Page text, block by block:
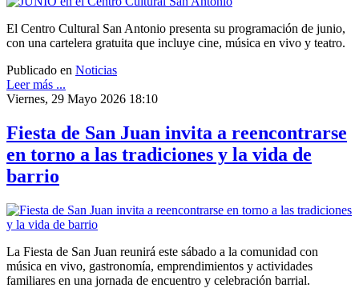
El Centro Cultural San Antonio presenta su programación de junio,
con una cartelera gratuita que incluye cine, música en vivo y teatro.
Publicado en Noticias
Leer más ...
Viernes, 29 Mayo 2026 18:10
Fiesta de San Juan invita a reencontrarse
en torno a las tradiciones y la vida de
barrio
La Fiesta de San Juan reunirá este sábado a la comunidad con
música en vivo, gastronomía, emprendimientos y actividades
familiares en una jornada de encuentro y celebración barrial.